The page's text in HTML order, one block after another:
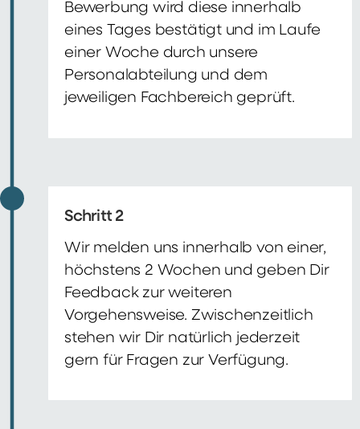
Bewerbung wird diese innerhalb
eines Tages bestätigt und im Laufe
einer Woche durch unsere
Personalabteilung und dem
jeweiligen Fachbereich geprüft.
Schritt 2
Wir melden uns innerhalb von einer,
höchstens 2 Wochen und geben Dir
Feedback zur weiteren
Vorgehensweise. Zwischenzeitlich
stehen wir Dir natürlich jederzeit
gern für Fragen zur Verfügung.